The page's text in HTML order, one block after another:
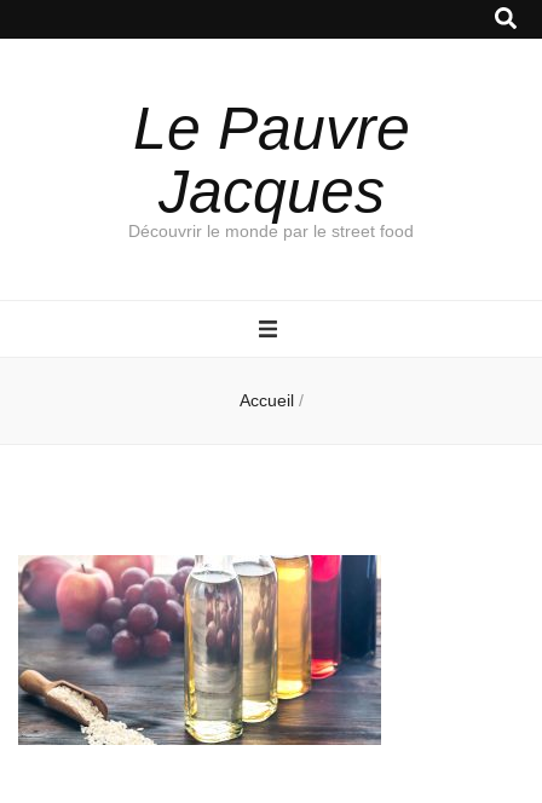
Le Pauvre
Jacques
Découvrir le monde par le street food
Accueil /